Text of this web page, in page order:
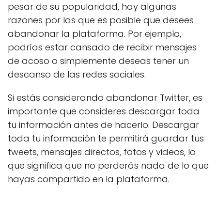
pesar de su popularidad, hay algunas
razones por las que es posible que desees
abandonar la plataforma. Por ejemplo,
podrías estar cansado de recibir mensajes
de acoso o simplemente deseas tener un
descanso de las redes sociales.
Si estás considerando abandonar Twitter, es
importante que consideres descargar toda
tu información antes de hacerlo. Descargar
toda tu información te permitirá guardar tus
tweets, mensajes directos, fotos y videos, lo
que significa que no perderás nada de lo que
hayas compartido en la plataforma.